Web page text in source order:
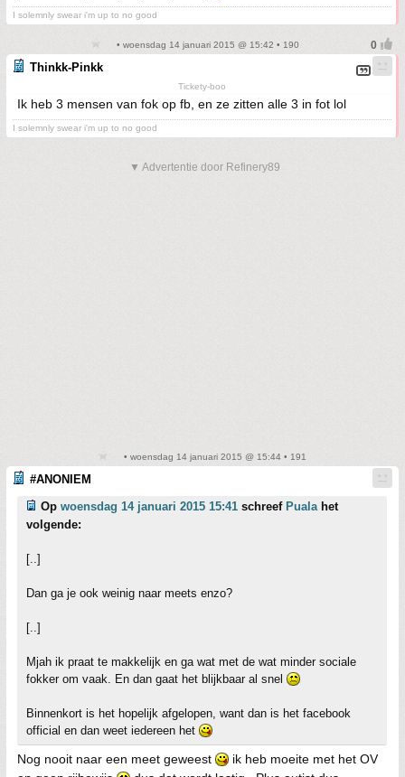
I solemnly swear i'm up to no good
• woensdag 14 januari 2015 @ 15:42 • 190
Thinkk-Pinkk
Tickety-boo
Ik heb 3 mensen van fok op fb, en ze zitten alle 3 in fot lol
I solemnly swear i'm up to no good
▼ Advertentie door Refinery89
• woensdag 14 januari 2015 @ 15:44 • 191
#ANONIEM
Op woensdag 14 januari 2015 15:41 schreef Pualahet
volgende:
[..]
Dan ga je ook weinig naar meets enzo?
[..]
Mjah ik praat te makkelijk en ga wat met de wat minder sociale
fokker om vaak. En dan gaat het blijkbaar al snel
Binnenkort is het hopelijk afgelopen, want dan is het facebook
official en dan weet iedereen het
Nog nooit naar een meet geweest
ik heb moeite met het OV